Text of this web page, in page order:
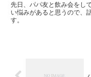
先日、パパ友と飲み会をし
い悩みがあると思うので、
す。